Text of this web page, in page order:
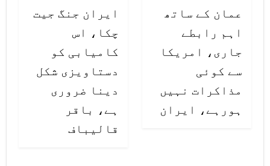
عمان کے ساتھ
اہم رابطے
جاری، امریکا
سے کوئی
مذاکرات نہیں
ہورہے، ایران
ایران جنگ جیت
چکا، اس
کامیابی کو
دستاویزی شکل
دینا ضروری
ہے، باقر
قالیباف